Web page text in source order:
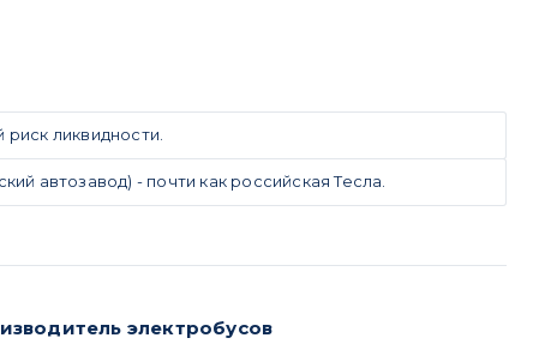
ликвидности.
автозавод) - почти как российская Тесла.
электробусов